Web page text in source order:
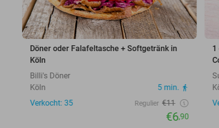
Döner oder Falafeltasche + Softgetränk in
Köln
Billi's Döner
Köln
5 min.
Verkocht: 35
Regulier €11
€6,90
1